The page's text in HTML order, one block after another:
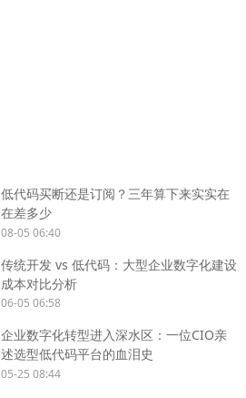
低代码买断还是订阅？三年算下来实实在
在差多少
08-05 06:40
传统开发 vs 低代码：大型企业数字化建设
成本对比分析
06-05 06:58
企业数字化转型进入深水区：一位CIO亲
述选型低代码平台的血泪史
05-25 08:44